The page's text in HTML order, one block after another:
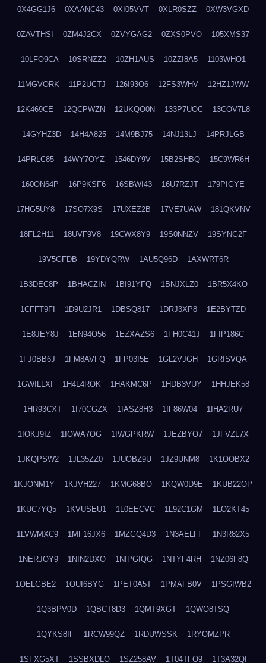
0X4GG1J6 0XAANC43 0XI05VVT 0XLR0SZZ 0XW3VGXD
0ZAVTHSI 0ZM4J2CX 0ZVYGAG2 0ZXS0PVO 105XMS37
10LFO9CA 10SRNZZ2 10ZH1AUS 10ZZI8A5 1103WHO1
11MGVORK 11P2UCTJ 126I93O6 12FS3WHV 12HZ1JWW
12K469CE 12QCPWZN 12UKQO0N 133P7UOC 13COV7L8
14GYHZ3D 14H4A825 14M9BJ75 14NJ13LJ 14PRJLGB
14PRLC85 14WY7OYZ 1546DY9V 15B2SHBQ 15C9WR6H
160ON64P 16P9KSF6 16SBWI43 16U7RZJT 179PIGYE
17HG5UY8 17SO7X9S 17UXEZ2B 17VE7UAW 181QKVNV
18FL2H11 18UVF9V8 19CWX8Y9 19S0NNZV 19SYNG2F
19V5GFDB 19YDYQRW 1AU5Q96D 1AXWRT6R
1B3DEC8P 1BHACZIN 1BI91YFQ 1BNJXLZ0 1BR5X4KO
1CFFT9FI 1D9U2JR1 1DBSQ817 1DRJ3XP8 1E2BYTZD
1E8JEY8J 1EN94O56 1EZXAZS6 1FH0C41J 1FIP186C
1FJ0BB6J 1FM8AVFQ 1FP03I5E 1GL2VJGH 1GRISVQA
1GWILLXI 1H4L4ROK 1HAKMC6P 1HDB3VUY 1HHJEK58
1HR93CXT 1I70CGZX 1IASZ8H3 1IF86W04 1IHA2RU7
1IOKJ9IZ 1IOWA7OG 1IWGPKRW 1JEZBYO7 1JFVZL7X
1JKQPSW2 1JL35ZZ0 1JUOBZ9U 1JZ9UNM8 1K1OOBX2
1KJONM1Y 1KJVH227 1KMG68BO 1KQW0D9E 1KUB22OP
1KUC7YQ5 1KVUSEU1 1L0EECVC 1L92C1GM 1LO2KT45
1LVWMXC9 1MF16JX6 1MZGQ4D3 1N3AELFF 1N3R82X5
1NERJOY9 1NIN2DXO 1NIPGIQG 1NTYF4RH 1NZ06F8Q
1OELGBE2 1OUI6BYG 1PET0A5T 1PMAFB0V 1PSGIWB2
1Q3BPV0D 1QBCT8D3 1QMT9XGT 1QWO8TSQ
1QYKS8IF 1RCW99QZ 1RDUWSSK 1RYOMZPR
1SFXG5XT 1SSBXDLO 1SZ258AV 1T04TFO9 1T3A32QI